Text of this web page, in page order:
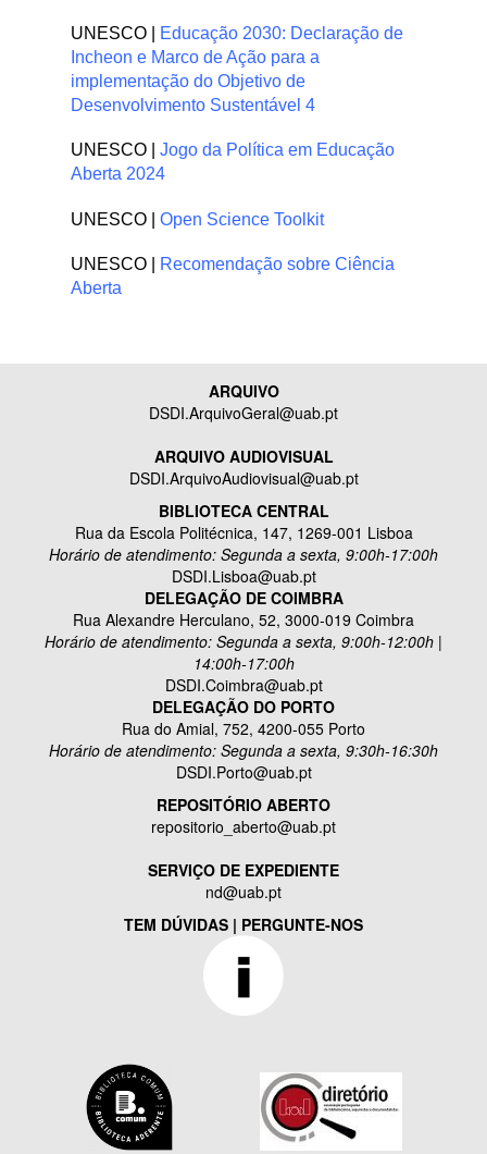
UNESCO |
Educação 2030: Declaração de
Incheon e Marco de Ação para a
implementação do Objetivo de
Desenvolvimento Sustentável 4
UNESCO | Jogo da Política em Educação
Aberta 2024
UNESCO | Open Science Toolkit
UNESCO |
Recomendação sobre Ciência
Aberta
ARQUIVO
DSDI.ArquivoGeral@uab.pt
ARQUIVO AUDIOVISUAL
DSDI.ArquivoAudiovisual@uab.pt
BIBLIOTECA CENTRAL
Rua da Escola Politécnica, 147, 1269-001 Lisboa
Horário de atendimento: Segunda a sexta, 9:00h-17:00h
DSDI.Lisboa@uab.pt
DELEGAÇÃO DE COIMBRA
Rua Alexandre Herculano, 52, 3000-019 Coimbra
Horário de atendimento: Segunda a sexta, 9:00h-12:00h |
14:00h-17:00h
DSDI.Coimbra@uab.pt
DELEGAÇÃO DO PORTO
Rua do Amial, 752, 4200-055 Porto
Horário de atendimento: Segunda a sexta, 9:30h-16:30h
DSDI.Porto@uab.pt
REPOSITÓRIO ABERTO
repositorio_aberto@uab.pt
SERVIÇO DE EXPEDIENTE
nd@uab.pt
TEM DÚVIDAS | PERGUNTE-NOS